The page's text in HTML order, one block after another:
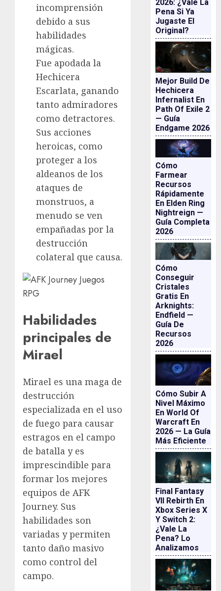
incomprensión
debido a sus
habilidades
mágicas.
Fue apodada la
Hechicera
Escarlata, ganando
tanto admiradores
como detractores.
Sus acciones
heroicas, como
proteger a los
aldeanos de los
ataques de
monstruos, a
menudo se ven
empañadas por la
destrucción
colateral que causa.
Habilidades
principales de
Mirael
Mirael es una maga de
destrucción
especializada en el uso
de fuego para causar
estragos en el campo
de batalla y es
imprescindible para
formar los mejores
equipos de AFK
Journey. Sus
habilidades son
variadas y permiten
tanto daño masivo
como control del
campo.
2026: ¿vale La
Pena Si Ya
Jugaste El
Original?
Mejor Build De
Hechicera
Infernalist En
Path Of Exile 2
— Guía
Endgame 2026
Cómo
Farmear
Recursos
Rápidamente
En Elden Ring
Nightreign —
Guía Completa
2026
Cómo
Conseguir
Cristales
Gratis En
Arknights:
Endfield —
Guía De
Recursos
2026
Cómo Subir A
Nivel Máximo
En World Of
Warcraft En
2026 — La Guía
Más Eficiente
Final Fantasy
VII Rebirth En
Xbox Series X
Y Switch 2:
¿vale La
Pena? Lo
Analizamos